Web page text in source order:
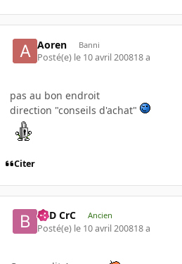
Aoren Banni
Posté(e) le 10 avril 200818 a
pas au bon endroit
direction "conseils d'achat"
Citer
BaD CrC Ancien
Posté(e) le 10 avril 200818 a